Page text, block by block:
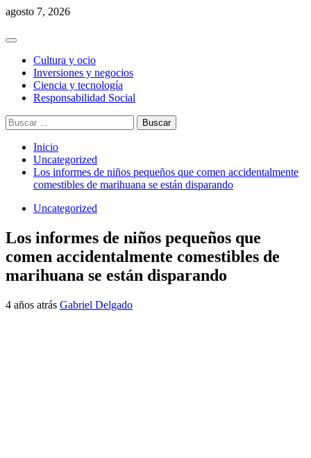
Saltar
contenido
agosto 7, 2026
Menú
principalCultura y ocio
Inversiones y negocios
Ciencia y tecnología
Responsabilidad Social
Buscar:
Inicio
Uncategorized
Los informes de niños pequeños que comen accidentalmente
comestibles de marihuana se están disparando
Uncategorized
Los informes de niños pequeños que
comen accidentalmente comestibles de
marihuana se están disparando
4 años atrás Gabriel Delgado